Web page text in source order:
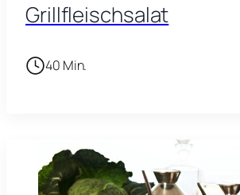
Grillfleischsalat
40 Min.